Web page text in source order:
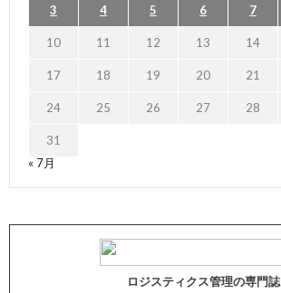
3 4 5 6 7
10 11 12 13 14
17 18 19 20 21
24 25 26 27 28
31
« 7月
ロジスティクス管理の専門誌